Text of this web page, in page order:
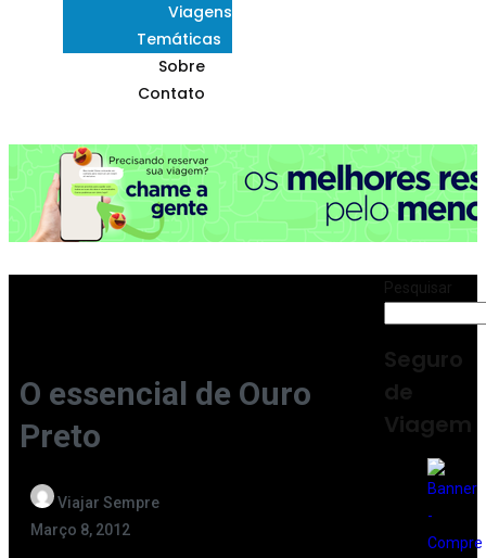
Viagens
Temáticas
Sobre
Contato
O essencial de Ouro
Preto
Viajar Sempre
Março 8, 2012
Pesquisar
Seguro
de
Viagem